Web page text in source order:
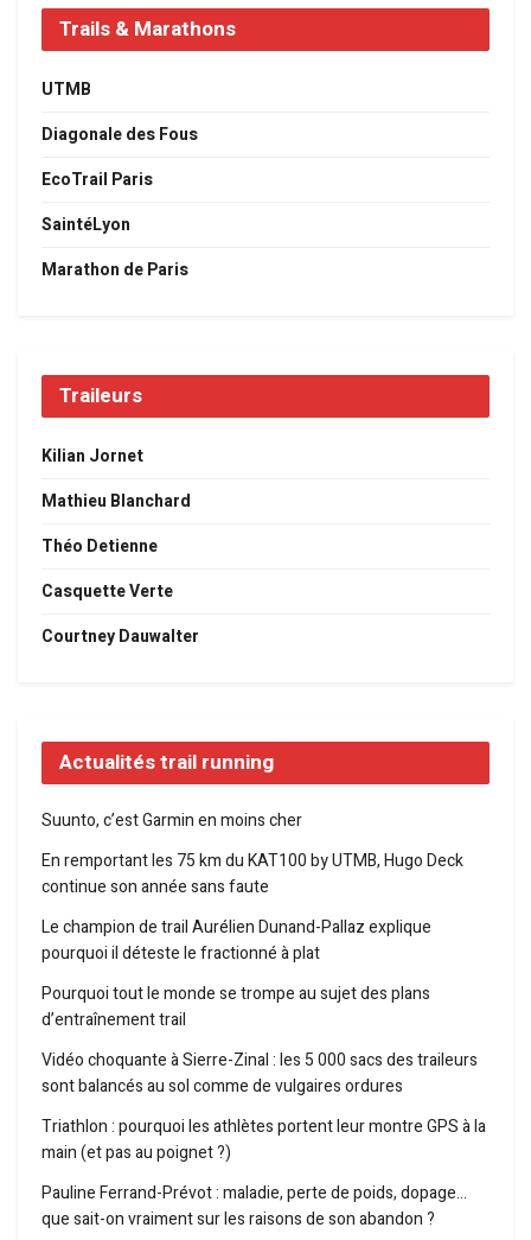
Trails & Marathons
UTMB
Diagonale des Fous
EcoTrail Paris
SaintéLyon
Marathon de Paris
Traileurs
Kilian Jornet
Mathieu Blanchard
Théo Detienne
Casquette Verte
Courtney Dauwalter
Actualités trail running
Suunto, c’est Garmin en moins cher
En remportant les 75 km du KAT100 by UTMB, Hugo Deck
continue son année sans faute
Le champion de trail Aurélien Dunand-Pallaz explique
pourquoi il déteste le fractionné à plat
Pourquoi tout le monde se trompe au sujet des plans
d’entraînement trail
Vidéo choquante à Sierre-Zinal : les 5 000 sacs des traileurs
sont balancés au sol comme de vulgaires ordures
Triathlon : pourquoi les athlètes portent leur montre GPS à la
main (et pas au poignet ?)
Pauline Ferrand-Prévot : maladie, perte de poids, dopage…
que sait-on vraiment sur les raisons de son abandon ?